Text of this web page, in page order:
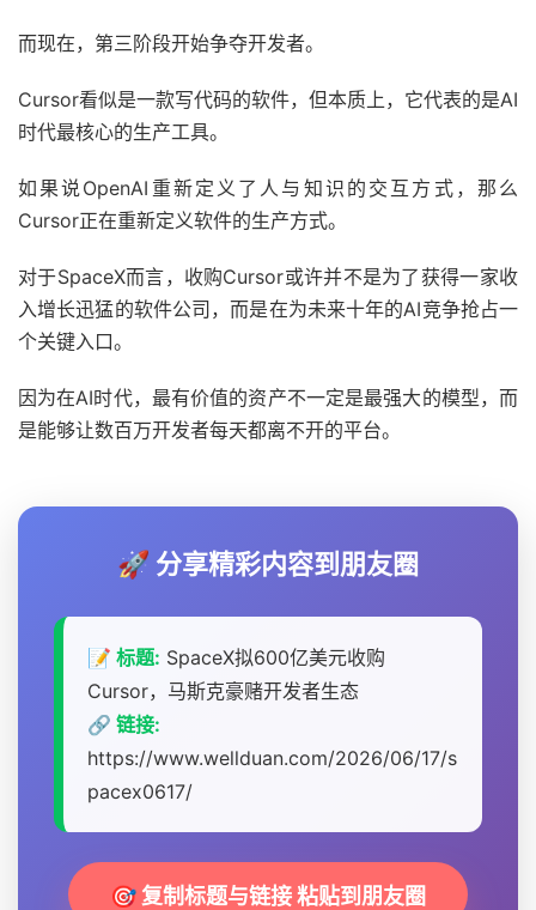
而现在，第三阶段开始争夺开发者。
Cursor看似是一款写代码的软件，但本质上，它代表的是AI
时代最核心的生产工具。
如果说OpenAI重新定义了人与知识的交互方式，那么
Cursor正在重新定义软件的生产方式。
对于SpaceX而言，收购Cursor或许并不是为了获得一家收
入增长迅猛的软件公司，而是在为未来十年的AI竞争抢占一
个关键入口。
因为在AI时代，最有价值的资产不一定是最强大的模型，而
是能够让数百万开发者每天都离不开的平台。
🚀 分享精彩内容到朋友圈
📝 标题: SpaceX拟600亿美元收购
Cursor，马斯克豪赌开发者生态
🔗 链接:
https://www.wellduan.com/2026/06/17/s
pacex0617/
🎯 复制标题与链接 粘贴到朋友圈